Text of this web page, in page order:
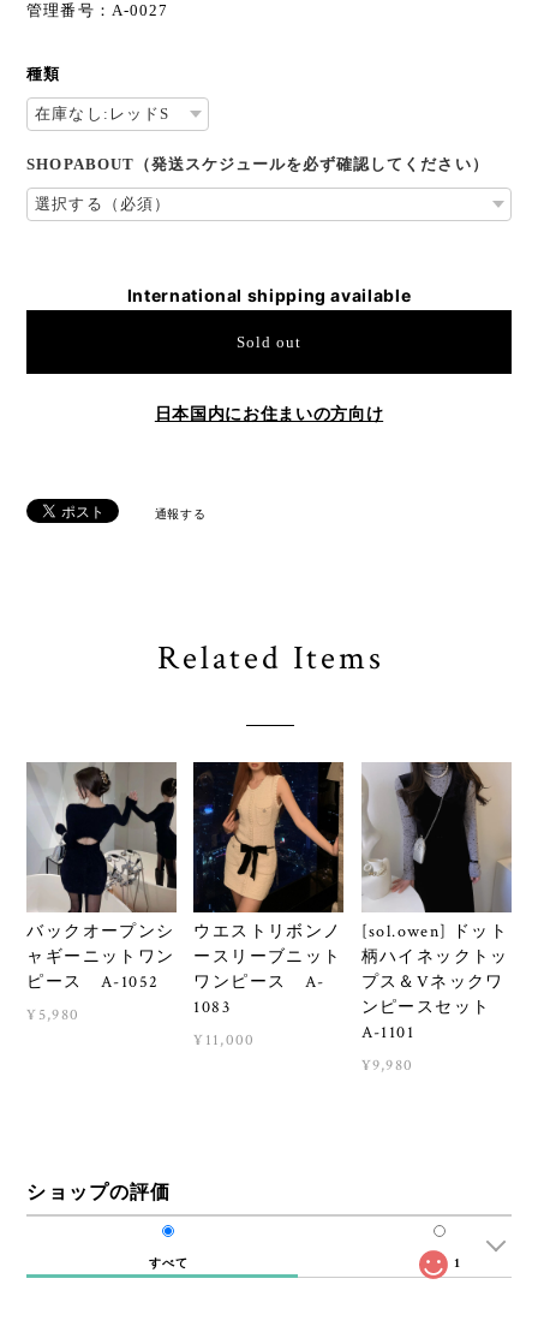
管理番号：A-0027
種類
SHOPABOUT（発送スケジュールを必ず確認してください）
International shipping available
Sold out
日本国内にお住まいの方向け
通報する
Related Items
バックオープンシ
ャギーニットワン
ピース A-1052
¥5,980
ウエストリボンノ
ースリーブニット
ワンピース A-
1083
¥11,000
[sol.owen] ドット
柄ハイネックトッ
プス＆Vネックワ
ンピースセット
A-1101
¥9,980
ショップの評価
すべて 1